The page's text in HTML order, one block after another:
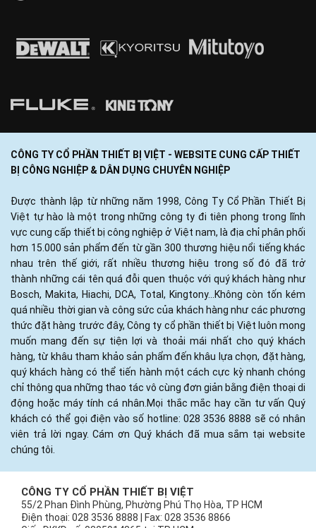
CÔNG TY CỔ PHẦN THIẾT BỊ VIỆT - WEBSITE CUNG CẤP THIẾT
BỊ CÔNG NGHIỆP & DÂN DỤNG CHUYÊN NGHIỆP
Được thành lập từ những năm 1998, Công Ty Cổ Phần Thiết Bị
Việt tự hào là một trong những công ty đi tiên phong trong lĩnh
vực cung cấp thiết bị công nghiệp ở Việt nam, là địa chỉ phân phối
hơn 15.000 sản phẩm đến từ gần 300 thương hiệu nổi tiếng khác
nhau trên thế giới, rất nhiều thương hiệu trong số đó đã trở
thành những cái tên quá đỗi quen thuộc với quý khách hàng như
Bosch, Makita, Hiachi, DCA, Total, Kingtony...Không còn tốn kém
quá nhiều thời gian và công sức của khách hàng như các phương
thức đặt hàng trước đây, Công ty cổ phần thiết bị Việt luôn mong
muốn mang đến sự tiện lợi và thoải mái nhất cho quý khách
hàng, từ khâu tham khảo sản phẩm đến khâu lựa chọn, đặt hàng,
quý khách hàng có thể tiến hành một cách cực kỳ nhanh chóng
chỉ thông qua những thao tác vô cùng đơn giản bằng điện thoại di
động hoặc máy tính cá nhân.Mọi thắc mắc hay cần tư vấn Quý
khách có thể gọi điện vào số hotline: 028 3536 8888 sẽ có nhân
viên trả lời ngay. Cám ơn Quý khách đã mua sắm tại website
chúng tôi.
CÔNG TY CỔ PHẦN THIẾT BỊ VIỆT
55/2 Phan Đình Phùng, Phường Phú Thọ Hòa, TP HCM
Điện thoại: 028 3536 8888 | Fax: 028 3536 8866